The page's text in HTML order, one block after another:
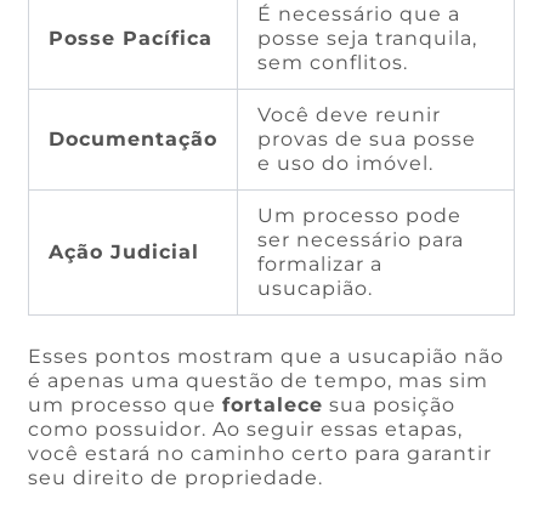
Posse Pacífica
É necessário que a
posse seja tranquila,
sem conflitos.
Documentação
Você deve reunir
provas de sua posse
e uso do imóvel.
Ação Judicial
Um processo pode
ser necessário para
formalizar a
usucapião.
Esses pontos mostram que a usucapião não
é apenas uma questão de tempo, mas sim
um processo quefortalece sua posição
como possuidor. Ao seguir essas etapas,
você estará no caminho certo para garantir
seu direito de propriedade.